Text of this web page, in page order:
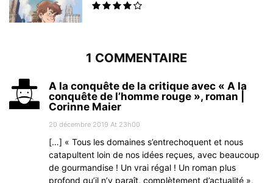
1 COMMENTAIRE
A la conquête de la critique avec « A la
conquête de l’homme rouge », roman |
Corinne Maier
20 décembre 2019 At 23h00
[…] « Tous les domaines s’entrechoquent et nous
catapultent loin de nos idées reçues, avec beaucoup
de gourmandise ! Un vrai régal ! Un roman plus
profond qu’il n’y paraît, complètement d’actualité »,